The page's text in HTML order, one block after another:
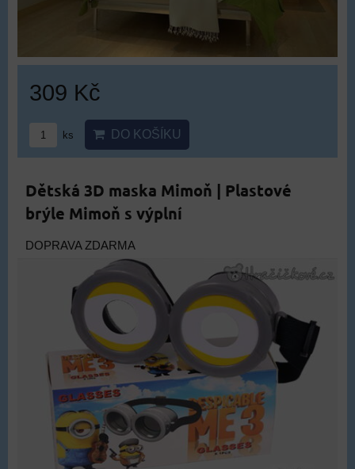
309 Kč
ks DO KOŠÍKU
Dětská 3D maska Mimoň | Plastové
brýle Mimoň s výplní
DOPRAVA ZDARMA